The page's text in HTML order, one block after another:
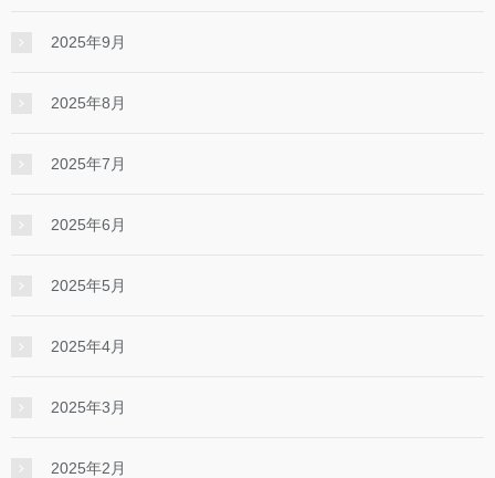
2025年9月
2025年8月
2025年7月
2025年6月
2025年5月
2025年4月
2025年3月
2025年2月